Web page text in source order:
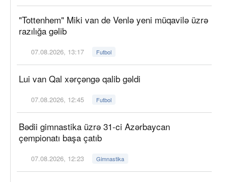
"Tottenhem" Miki van de Venlə yeni müqavilə üzrə
razılığa gəlib
07.08.2026, 13:17 Futbol
Lui van Qal xərçəngə qalib gəldi
07.08.2026, 12:45 Futbol
Bədii gimnastika üzrə 31-ci Azərbaycan
çempionatı başa çatıb
07.08.2026, 12:23 Gimnastika